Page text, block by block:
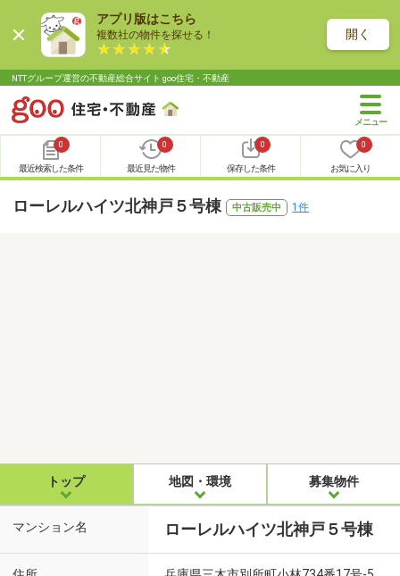
アプリ版はこちら
複数社の物件を探せる！ 開く
NTTグループ運営の不動産総合サイト goo住宅・不動産
0
最近検索した条件
0
最近見た物件
0
保存した条件
0
お気に入り
ローレルハイツ北神戸５号棟 中古販売中 1件
トップ 地図・環境 募集物件
マンション名 ローレルハイツ北神戸５号棟